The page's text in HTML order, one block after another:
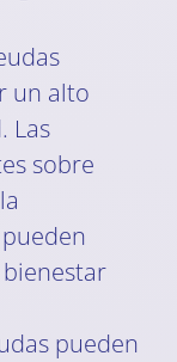
un alto
Las
sobre
pueden